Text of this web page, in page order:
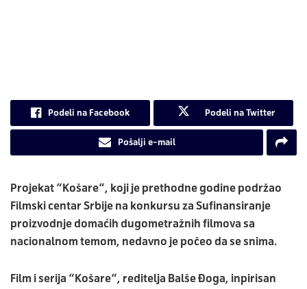
Podeli na Facebook Podeli na Twitter
Pošalji e-mail
Projekat “ Košare“, koji je prethodne godine podržao
Filmski centar Srbije na konkursu za Sufinansiranje
proizvodnje domaćih dugometražnih filmova sa
nacionalnom temom, nedavno je počeo da se snima.
Film i serija “ Košare“, reditelja Balše Đoga, inpirisan